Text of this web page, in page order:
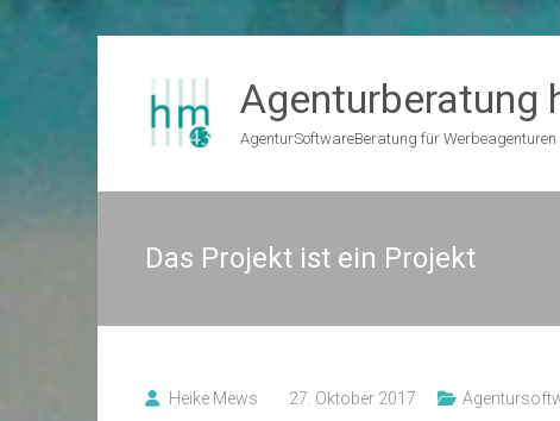
springen
Agenturberatung
AgenturSoftwareBeratung für Werbeagenturen
Das Projekt ist ein Projekt
Heike Mews 27. Oktober 2017